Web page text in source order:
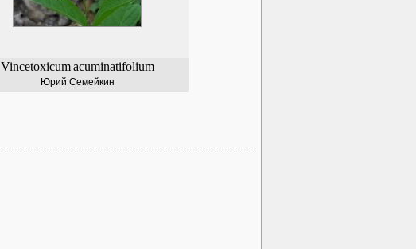
Vincetoxicum acuminatifolium
Юрий Семейкин